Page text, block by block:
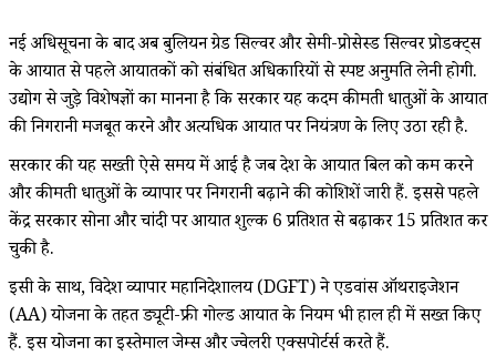
नई अधिसूचना के बाद अब बुलियन ग्रेड सिल्वर और सेमी-प्रोसेस्ड सिल्वर प्रोडक्ट्स
के आयात से पहले आयातकों को संबंधित अधिकारियों से स्पष्ट अनुमति लेनी होगी.
उद्योग से जुड़े विशेषज्ञों का मानना है कि सरकार यह कदम कीमती धातुओं के आयात
की निगरानी मजबूत करने और अत्यधिक आयात पर नियंत्रण के लिए उठा रही है.
सरकार की यह सख्ती ऐसे समय में आई है जब देश के आयात बिल को कम करने
और कीमती धातुओं के व्यापार पर निगरानी बढ़ाने की कोशिशें जारी हैं. इससे पहले
केंद्र सरकार सोना और चांदी पर आयात शुल्क 6 प्रतिशत से बढ़ाकर 15 प्रतिशत कर
चुकी है.
इसी के साथ, विदेश व्यापार महानिदेशालय (DGFT) ने एडवांस ऑथराइजेशन
(AA) योजना के तहत ड्यूटी-फ्री गोल्ड आयात के नियम भी हाल ही में सख्त किए
हैं. इस योजना का इस्तेमाल जेम्स और ज्वेलरी एक्सपोर्टर्स करते हैं.